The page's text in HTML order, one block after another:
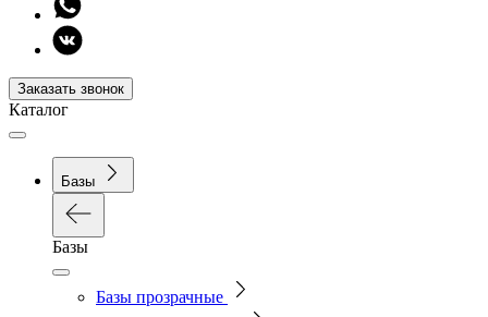
Заказать звонок
Каталог
Базы
Базы
Базы прозрачные